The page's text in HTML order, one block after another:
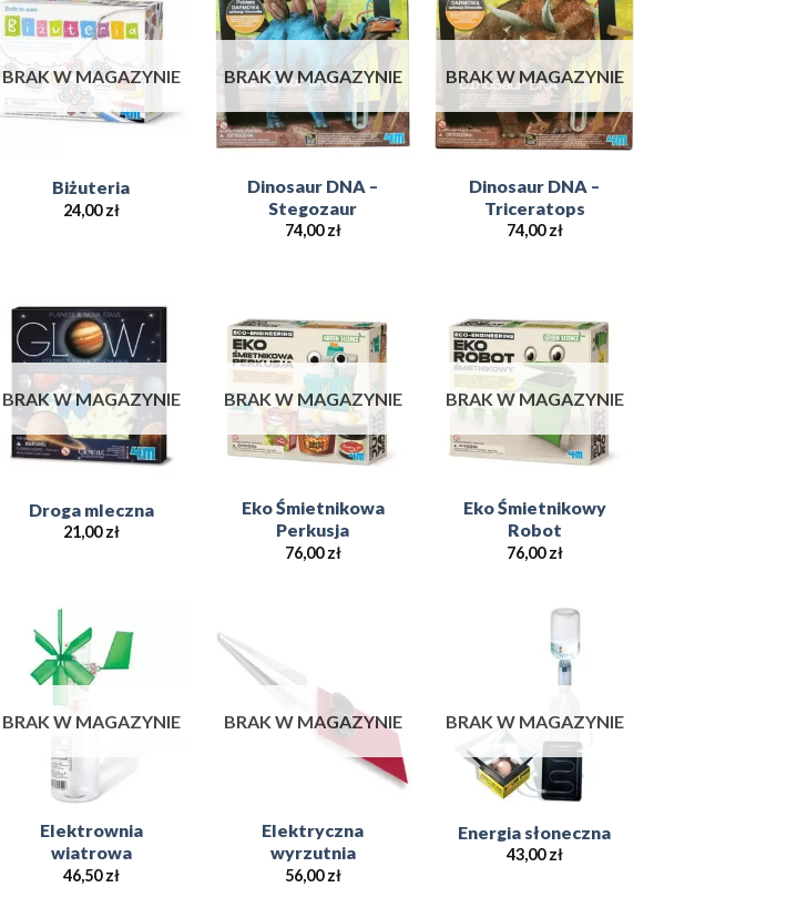
Add to
Wishlist
BRAK W MAGAZYNIE
Biżuteria
24,00zł
Add to
Wishlist
BRAK W MAGAZYNIE
Dinosaur DNA –
Stegozaur
74,00zł
Add to
Wishlist
BRAK W MAGAZYNIE
Dinosaur DNA –
Triceratops
74,00zł
Add to
Wishlist
BRAK W MAGAZYNIE
Droga mleczna
21,00zł
Add to
Wishlist
BRAK W MAGAZYNIE
Eko Śmietnikowa
Perkusja
76,00zł
Add to
Wishlist
BRAK W MAGAZYNIE
Eko Śmietnikowy
Robot
76,00zł
Add to
BRAK W MAGAZYNIE
Elektrownia
wiatrowa
46,50zł
BRAK W MAGAZYNIE
Elektryczna
wyrzutnia
56,00zł
BRAK W MAGAZYNIE
Energia słoneczna
43,00zł